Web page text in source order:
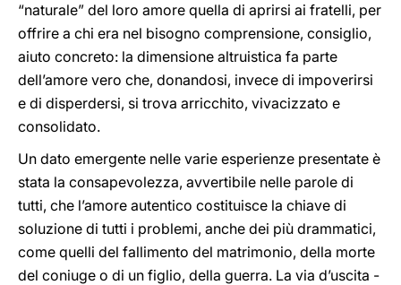
“naturale” del loro amore quella di aprirsi ai fratelli, per
offrire a chi era nel bisogno comprensione, consiglio,
aiuto concreto: la dimensione altruistica fa parte
dell’amore vero che, donandosi, invece di impoverirsi
e di disperdersi, si trova arricchito, vivacizzato e
consolidato.
Un dato emergente nelle varie esperienze presentate è
stata la consapevolezza, avvertibile nelle parole di
tutti, che l’amore autentico costituisce la chiave di
soluzione di tutti i problemi, anche dei più drammatici,
come quelli del fallimento del matrimonio, della morte
del coniuge o di un figlio, della guerra. La via d’uscita -